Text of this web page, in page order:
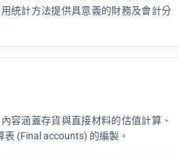
統計方法提供具意義的財務及會計分
容涵蓋存貨與直接材料的估值計算、
(Final accounts) 的編製。